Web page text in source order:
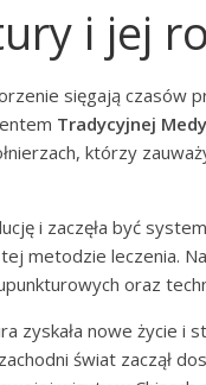
i jej
sięgają czasów
Tradycyjnej
którzy
i zaczęła być
metodzie leczenia.
oraz
zyskała nowe życie i
zachodni świat zaczął